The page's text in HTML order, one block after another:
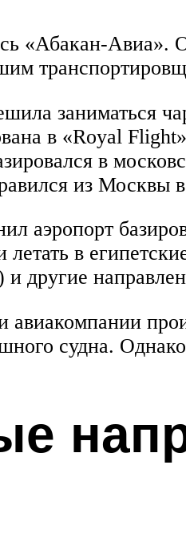
«Абакан-Авиа».
заниматься
в «Royal
в
из Москвы
аэропорт
летать в
другие
авиакомпании
судна.